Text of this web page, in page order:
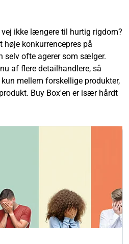
ikke længere til hurtig rigdom?
høje konkurrencepres på
selv ofte agerer som sælger.
af flere detailhandlere, så
mellem forskellige produkter,
Buy Box'en er især hårdt